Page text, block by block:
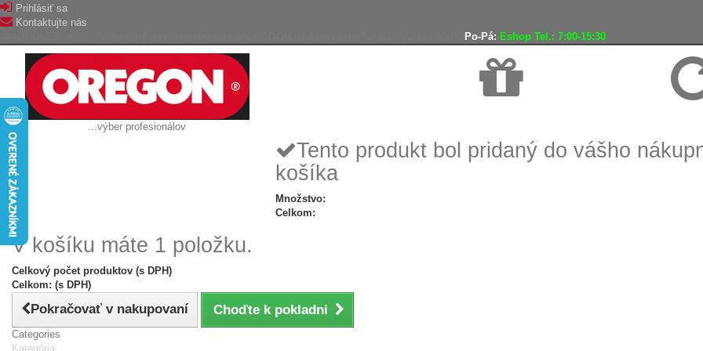
Prihlásiť sa
Kontaktujte nás
Po-Pá: Eshop Tel.: 7:00-15:30
...výber profesionálov
Tento produkt bol pridaný do vášho
košíka
Množstvo:
Celkom:
V košíku máte 1 položku.
Celkový počet produktov (s DPH)
Celkom: (s DPH)
Pokračovať v nakupovaní Choďte k pokladni
Categories
Kategória